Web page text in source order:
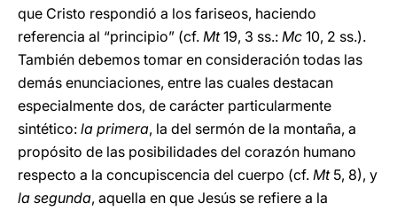
que Cristo respondió a los fariseos, haciendo
referencia al “principio” (cf. Mt19, 3 ss.: Mc 10, 2 ss.).
También debemos tomar en consideración todas las
demás enunciaciones, entre las cuales destacan
especialmente dos, de carácter particularmente
sintético: la primera, la del sermón de la montaña, a
propósito de las posibilidades del corazón humano
respecto a la concupiscencia del cuerpo (cf. Mt 5, 8), y
la segunda, aquella en que Jesús se refiere a la